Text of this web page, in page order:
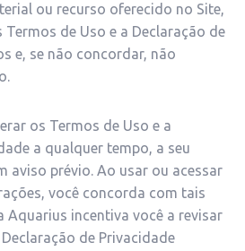
ou recurso oferecido no Site,
Termos de Uso e a Declaração de
e, se não concordar, não
os Termos de Uso e a
a qualquer tempo, a seu
aviso prévio. Ao usar ou acessar
você concorda com tais
Aquarius incentiva você a revisar
de Privacidade